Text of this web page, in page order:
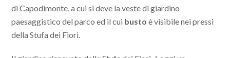
di Capodimonte, a cui si deve la veste di giardino
paesaggistico del parco ed il cui busto è visibile nei pressi
della Stufa dei Fiori.